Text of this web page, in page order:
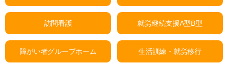
訪問看護 就労継続支援A型B型
障がい者グループホーム 生活訓練・就労移行